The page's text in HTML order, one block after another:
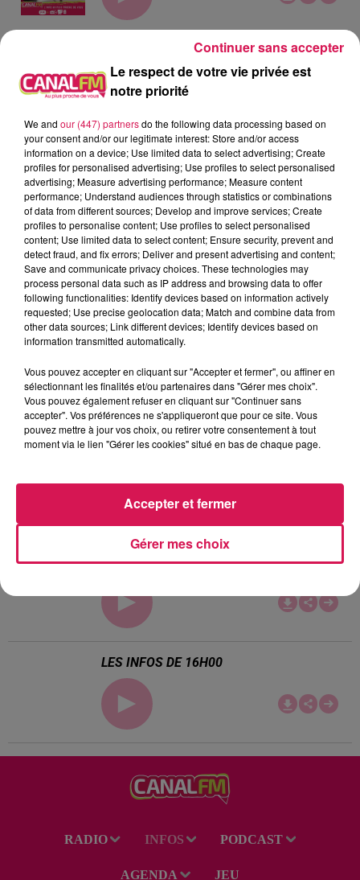
LES INFOS DE 16H00
LES INFOS DE 08H00
LES INFOS DE 08H30
LES INFOS DE 17H00
LES INFOS DE 16H00
RADIO INFOS PODCAST
AGENDA JEU
Le respect de votre vie privée est
notre priorité
We and our (447) partnersdo the following data processing based on
your consent and/or our legitimate interest: Store and/or access
information on a device; Use limited data to select advertising; Create
profiles for personalised advertising; Use profiles to select personalised
advertising; Measure advertising performance; Measure content
performance; Understand audiences through statistics or combinations
of data from different sources; Develop and improve services; Create
profiles to personalise content; Use profiles to select personalised
content; Use limited data to select content; Ensure security, prevent and
detect fraud, and fix errors; Deliver and present advertising and content;
Save and communicate privacy choices. These technologies may
process personal data such as IP address and browsing data to offer
following functionalities: Identify devices based on information actively
requested; Use precise geolocation data; Match and combine data from
other data sources; Link different devices; Identify devices based on
information transmitted automatically.
Vous pouvez accepter en cliquant sur "Accepter et fermer", ou affiner en
sélectionnant les finalités et/ou partenaires dans "Gérer mes choix".
Vous pouvez également refuser en cliquant sur "Continuer sans
accepter". Vos préférences ne s'appliqueront que pour ce site. Vous
pouvez mettre à jour vos choix, ou retirer votre consentement à tout
moment via le lien "Gérer les cookies" situé en bas de chaque page.
Gérer mes choix
Accepter et fermer
Continuer sans accepter